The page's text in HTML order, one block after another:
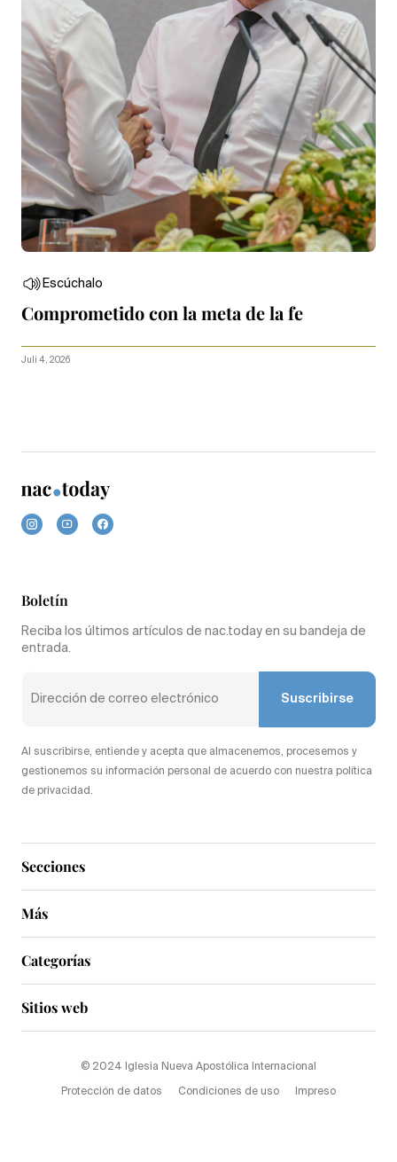
Escúchalo
Comprometido con la meta de la fe
Juli 4, 2026
Secciones
Más
Boletín
Reciba los últimos artículos de nac.today en su bandeja de
entrada.
Suscribirse
Al suscribirse, entiende y acepta que almacenemos, procesemos y
gestionemos su información personal de acuerdo con nuestra política
de privacidad.
Categorías
Sitios web
© 2024 Iglesia Nueva Apostólica Internacional
Protección de datos Condiciones de uso Impreso